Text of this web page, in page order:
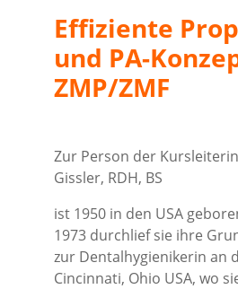
Effiziente
und PA-
ZMP/ZMF
Zur Person der
Gissler, RDH, BS
ist 1950 in den USA
1973 durchlief sie ihre
zur Dentalhygienikerin an
Cincinnati, Ohio USA, wo